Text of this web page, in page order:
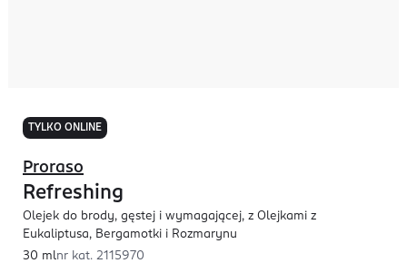
TYLKO ONLINE
Proraso
Refreshing
Olejek do brody, gęstej i wymagającej, z Olejkami z
Eukaliptusa, Bergamotki i Rozmarynu
30 mlnr kat. 2115970